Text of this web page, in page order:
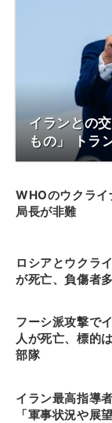
イランとの
もの」 トラ
WHOのウクライ
局長が非難
ロシアとウクラ
が死亡、負傷者
フーシ派攻撃で
人が死亡、標的
部隊
イラン最高指導
「軍事状況や展